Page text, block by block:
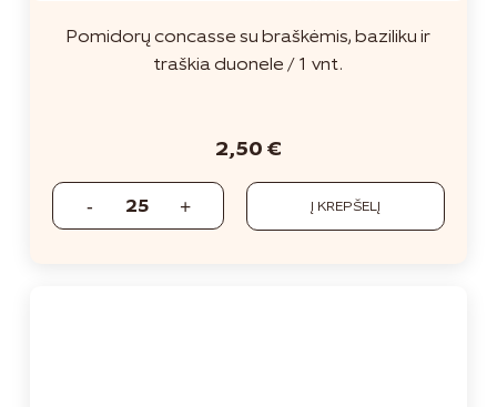
Pomidorų concasse su braškėmis, baziliku ir
traškia duonele / 1 vnt.
Į KREPŠELĮ
2,50 €